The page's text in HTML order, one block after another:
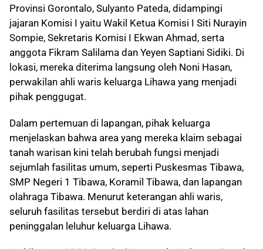
Provinsi Gorontalo, Sulyanto Pateda, didampingi
jajaran Komisi I yaitu Wakil Ketua Komisi I Siti Nurayin
Sompie, Sekretaris Komisi I Ekwan Ahmad, serta
anggota Fikram Salilama dan Yeyen Saptiani Sidiki. Di
lokasi, mereka diterima langsung oleh Noni Hasan,
perwakilan ahli waris keluarga Lihawa yang menjadi
pihak penggugat.
Dalam pertemuan di lapangan, pihak keluarga
menjelaskan bahwa area yang mereka klaim sebagai
tanah warisan kini telah berubah fungsi menjadi
sejumlah fasilitas umum, seperti Puskesmas Tibawa,
SMP Negeri 1 Tibawa, Koramil Tibawa, dan lapangan
olahraga Tibawa. Menurut keterangan ahli waris,
seluruh fasilitas tersebut berdiri di atas lahan
peninggalan leluhur keluarga Lihawa.